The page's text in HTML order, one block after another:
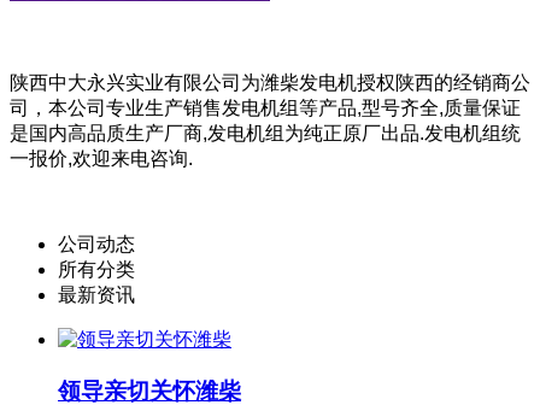
陕西中大永兴实业有限公司为潍柴发电机授权陕西的经销商公
司， 本公司专业生产销售发电机组等产品,型号齐全,质量保证
是国内高品质生产厂商,发电机组为纯正原厂出品.发电机组统
一报价,欢迎来电咨询.
公司动态
所有分类
最新资讯
领导亲切关怀潍柴